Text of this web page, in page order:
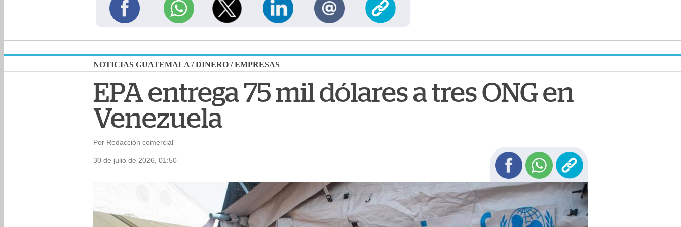
NOTICIAS GUATEMALA /DINERO /EMPRESAS
EPA entrega 75 mil dólares a tres ONG en
Venezuela
Por Redacción comercial
30 de julio de 2026, 01:50